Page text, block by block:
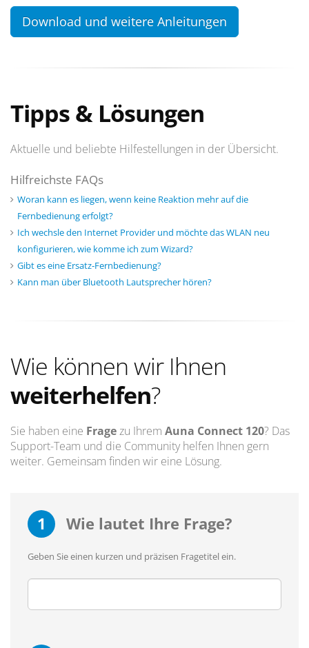
Download und weitere Anleitungen
Tipps & Lösungen
Aktuelle und beliebte Hilfestellungen in der Übersicht.
Hilfreichste FAQs
Woran kann es liegen, wenn keine Reaktion mehr auf die
Fernbedienung erfolgt?
Ich wechsle den Internet Provider und möchte das WLAN neu
konfigurieren, wie komme ich zum Wizard?
Gibt es eine Ersatz-Fernbedienung?
Kann man über Bluetooth Lautsprecher hören?
Wie können wir Ihnen
weiterhelfen?
Sie haben eine Fragezu Ihrem Auna Connect 120? Das
Support-Team und die Community helfen Ihnen gern
weiter. Gemeinsam finden wir eine Lösung.
1 Wie lautet Ihre Frage?
Geben Sie einen kurzen und präzisen Fragetitel ein.